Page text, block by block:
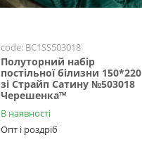
code: BC1SS503018
Полуторний набір
постільної білизни 150*220
зі Страйп Сатину №503018
Черешенка™
В наявності
Опт і роздріб